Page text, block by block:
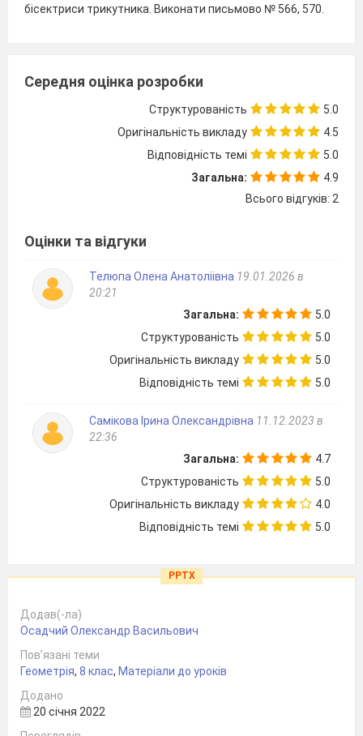
бісектриси трикутника. Виконати письмово № 566, 570.
Середня оцінка розробки
Структурованість
5.0
Оригінальність викладу
4.5
Відповідність темі
5.0
Загальна:
4.9
Всього відгуків: 2
Оцінки та відгуки
Телюпа Олена Анатолiiвна 19.01.2026 в
20:21
Загальна:
5.0
Структурованість
5.0
Оригінальність викладу
5.0
Відповідність темі
5.0
Самікова Ірина Олександрівна 11.12.2023 в
22:36
Загальна:
4.7
Структурованість
5.0
Оригінальність викладу
4.0
Відповідність темі
5.0
PPTX
Додав(-ла)
Осадчий Олександр Васильович
Пов’язані теми
Геометрія, 8 клас, Матеріали до уроків
Додано
20 січня 2022